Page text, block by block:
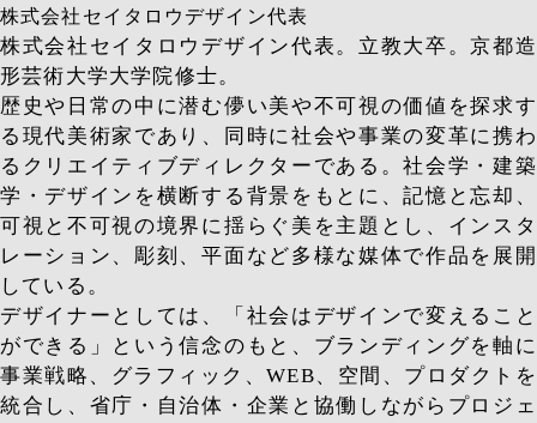
株式会社セイタロウデザイン代表
株式会社セイタロウデザイン代表。立教大卒。京都造
形芸術大学大学院修士。
歴史や日常の中に潜む儚い美や不可視の価値を探求す
る現代美術家であり、同時に社会や事業の変革に携わ
るクリエイティブディレクターである。社会学・建築
学・デザインを横断する背景をもとに、記憶と忘却、
可視と不可視の境界に揺らぐ美を主題とし、インスタ
レーション、彫刻、平面など多様な媒体で作品を展開
している。
デザイナーとしては、「社会はデザインで変えること
ができる」という信念のもと、ブランディングを軸に
事業戦略、グラフィック、WEB、空間、プロダクトを
統合し、省庁・自治体・企業と協働しながらプロジェ